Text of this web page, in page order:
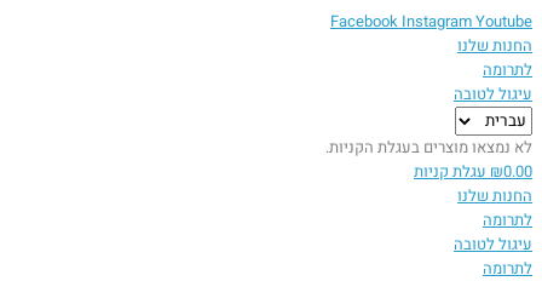
Facebook InstagramYoutube
החנות שלנו
לתרומה
עיגול לטובה
בחירת
שפה
לא נמצאו מוצרים בעגלת הקניות.
₪0.00
עגלת קניות
החנות שלנו
לתרומה
עיגול לטובה
לתרומה